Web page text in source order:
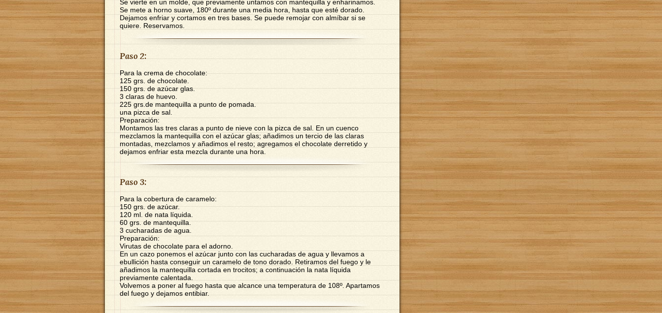
Se vierte en un molde, que previamente untamos con mantequilla y enharinamos.
Se mete a horno suave, 180º durante una media hora, hasta que esté dorado.
Dejamos enfriar y cortamos en tres bases. Se puede remojar con almíbar si se
quiere. Reservamos.
Paso 2:
Para la crema de chocolate:
125 grs. de chocolate.
150 grs. de azúcar glas.
3 claras de huevo.
225 grs.de mantequilla a punto de pomada.
una pizca de sal.
Preparación:
Montamos las tres claras a punto de nieve con la pizca de sal. En un cuenco
mezclamos la mantequilla con el azúcar glas; añadimos un tercio de las claras
montadas, mezclamos y añadimos el resto; agregamos el chocolate derretido y
dejamos enfriar esta mezcla durante una hora.
Paso 3:
Para la cobertura de caramelo:
150 grs. de azúcar.
120 ml. de nata líquida.
60 grs. de mantequilla.
3 cucharadas de agua.
Preparación:
Virutas de chocolate para el adorno.
En un cazo ponemos el azúcar junto con las cucharadas de agua y llevamos a
ebullición hasta conseguir un caramelo de tono dorado. Retiramos del fuego y le
añadimos la mantequilla cortada en trocitos; a continuación la nata líquida
previamente calentada.
Volvemos a poner al fuego hasta que alcance una temperatura de 108º. Apartamos
del fuego y dejamos entibiar.